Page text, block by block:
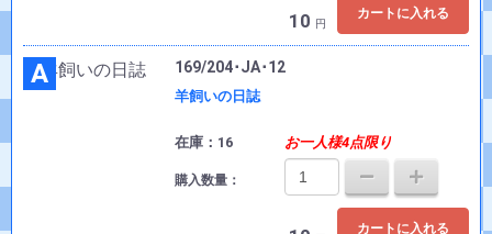
10 円
カートに入れる
A 169/204･JA･12
羊飼いの日誌
在庫：16 お一人様4点限り
購入数量：
カートに入れる